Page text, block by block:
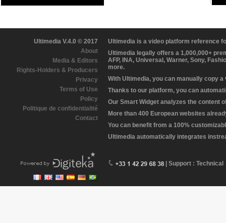
Ultimedia V.4.0 © 2017
About
Media & Editors
Rights-Holders & Producers
Privacy
Terms of Use
Policy
Politique de confidentialité
Contact
Ultimedia is a video platform reference
Ultimedia legally offers a 1,000,000+
AFP, INA, Universal, Warner, Sony,
more.
With Ultimedia, you can manually copy
Thanks to our platform, you can
Our Smart Widget analyzes the content
More than 400 European websites
You can benefit from a 100%
Ultimedia automatically integrates
| Support : Technical